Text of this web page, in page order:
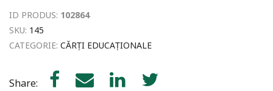
ID PRODUS: 102864
SKU: 145
CATEGORIE: CĂRȚI EDUCAȚIONALE
Share: